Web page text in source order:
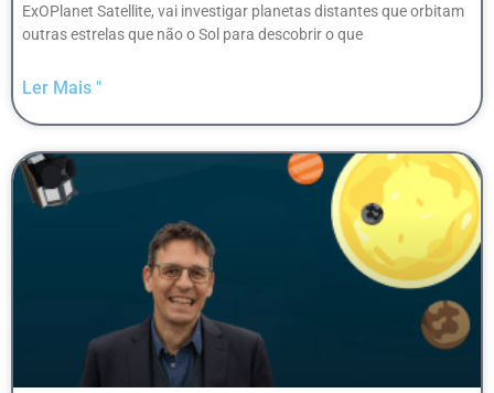
ExOPlanet Satellite, vai investigar planetas distantes que orbitam
outras estrelas que não o Sol para descobrir o que
Ler Mais "